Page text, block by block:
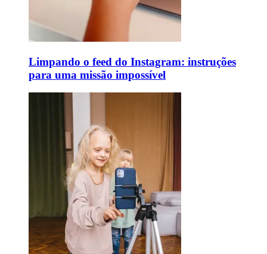
Limpando o feed do Instagram: instruções
para uma missão impossível